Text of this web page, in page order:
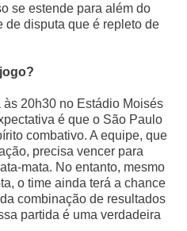
se estende para além do
de disputa que é repleto de
20h30 no Estádio Moisés
é que o São Paulo
combativo. A equipe, que
precisa vencer para
mata. No entanto, mesmo
o time ainda terá a chance
combinação de resultados
partida é uma verdadeira